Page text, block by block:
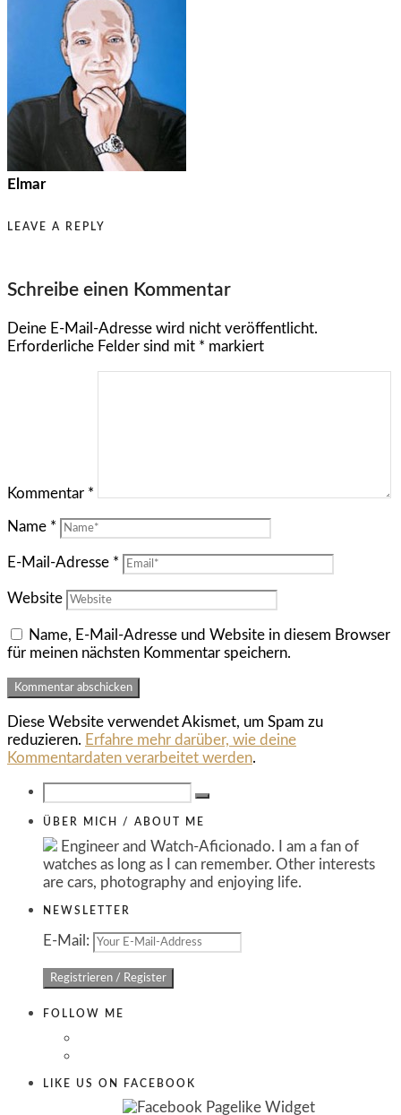
Elmar
LEAVE A REPLY
Schreibe einen Kommentar
Deine E-Mail-Adresse wird nicht veröffentlicht.
Erforderliche Felder sind mit * markiert
Kommentar *
Name *
E-Mail-Adresse *
Website
Name, E-Mail-Adresse und Website in diesem Browser
für meinen nächsten Kommentar speichern.
Diese Website verwendet Akismet, um Spam zu
reduzieren. Erfahre mehr darüber, wie deine
Kommentardaten verarbeitet werden.
ÜBER MICH / ABOUT ME
Engineer and Watch-Aficionado. I am a fan of
watches as long as I can remember. Other interests
are cars, photography and enjoying life.
NEWSLETTER
E-Mail:
FOLLOW ME
LIKE US ON FACEBOOK